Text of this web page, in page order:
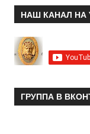
НАШ КАНАЛ НА
ГРУППА В